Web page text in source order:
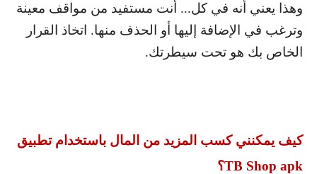
وهذا يعني أنه في كل... أنت مستفيد من مواقف معينة
وترغب في الإضافة إليها أو الحذف منها. اتخاذ القرار
الخاص بك هو تحت سيطرتك.
كيف يمكنني كسب المزيد من المال باستخدام تطبيق
TB Shop apk؟